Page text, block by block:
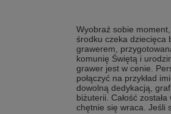
Wyobraź sobie
środku czeka dziecięca
grawerem,
komunię Świętą i
grawer jest w cenie.
połączyć na przykład
dowolną dedykacją,
biżuterii. Całość
chętnie się wraca. Jeśli